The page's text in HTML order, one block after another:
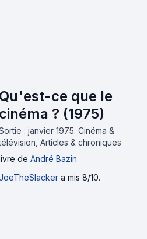
Qu'est-ce que le
cinéma ? (1975)
: janvier 1975. Cinéma &
Articles & chroniques
de André Bazin
a mis 8/10.